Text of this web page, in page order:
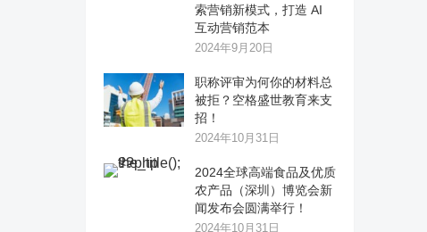
索营销新模式，打造 AI
互动营销范本
2024年9月20日
职称评审为何你的材料总
被拒？空格盛世教育来支
招！
2024年10月31日
2024全球高端食品及优质
农产品（深圳）博览会新
闻发布会圆满举行！
2024年10月31日